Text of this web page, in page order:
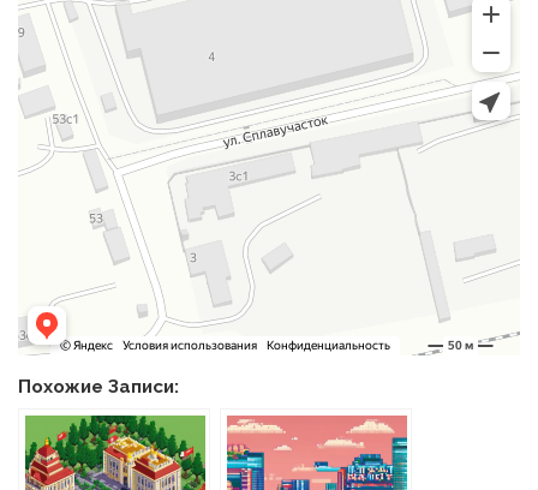
Похожие Записи: